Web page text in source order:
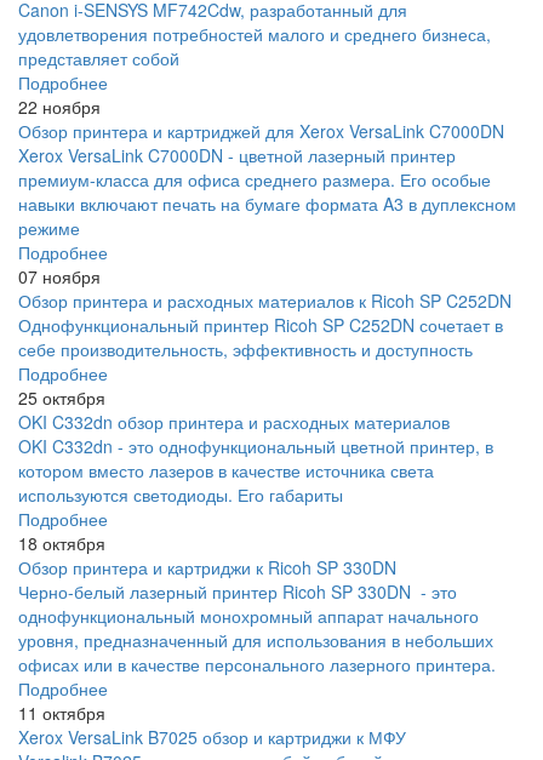
Canon i-SENSYS MF742Cdw, разработанный для
удовлетворения потребностей малого и среднего бизнеса,
представляет собой
Подробнее
22 ноября
Обзор принтера и картриджей для Xerox VersaLink C7000DN
Xerox VersaLink C7000DN - цветной лазерный принтер
премиум-класса для офиса среднего размера. Его особые
навыки включают печать на бумаге формата A3 в дуплексном
режиме
Подробнее
07 ноября
Обзор принтера и расходных материалов к Ricoh SP C252DN
Однофункциональный принтер Ricoh SP C252DN сочетает в
себе производительность, эффективность и доступность
Подробнее
25 октября
OKI C332dn обзор принтера и расходных материалов
OKI C332dn - это однофункциональный цветной принтер, в
котором вместо лазеров в качестве источника света
используются светодиоды. Его габариты
Подробнее
18 октября
Обзор принтера и картриджи к Ricoh SP 330DN
Черно-белый лазерный принтер Ricoh SP 330DN - это
однофункциональный монохромный аппарат начального
уровня, предназначенный для использования в небольших
офисах или в качестве персонального лазерного принтера.
Подробнее
11 октября
Xerox VersaLink B7025 обзор и картриджи к МФУ